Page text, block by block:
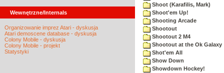
Wewnętrzne/Internals
Organizowanie imprez Atari - dyskusja
Atari demoscene database - dyskusja
Colony Mobile - dyskusja
Colony Mobile - projekt
Statystyki
Shoot (Karafilis, Mark)
Shoot'em Up!
Shooting Arcade
Shootout
Shootout 2 M4
Shootout at the Ok Galaxy
Shot'em All
Show Down
Showdown Hockey!